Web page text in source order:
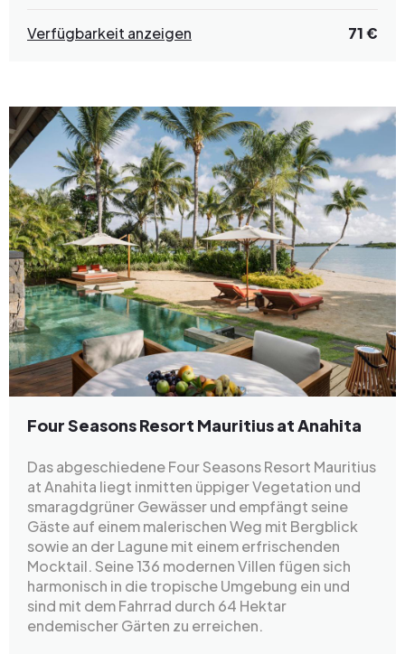
Verfügbarkeit anzeigen 71 €
Four Seasons Resort Mauritius at Anahita
Das abgeschiedene Four Seasons Resort Mauritius
at Anahita liegt inmitten üppiger Vegetation und
smaragdgrüner Gewässer und empfängt seine
Gäste auf einem malerischen Weg mit Bergblick
sowie an der Lagune mit einem erfrischenden
Mocktail. Seine 136 modernen Villen fügen sich
harmonisch in die tropische Umgebung ein und
sind mit dem Fahrrad durch 64 Hektar
endemischer Gärten zu erreichen.